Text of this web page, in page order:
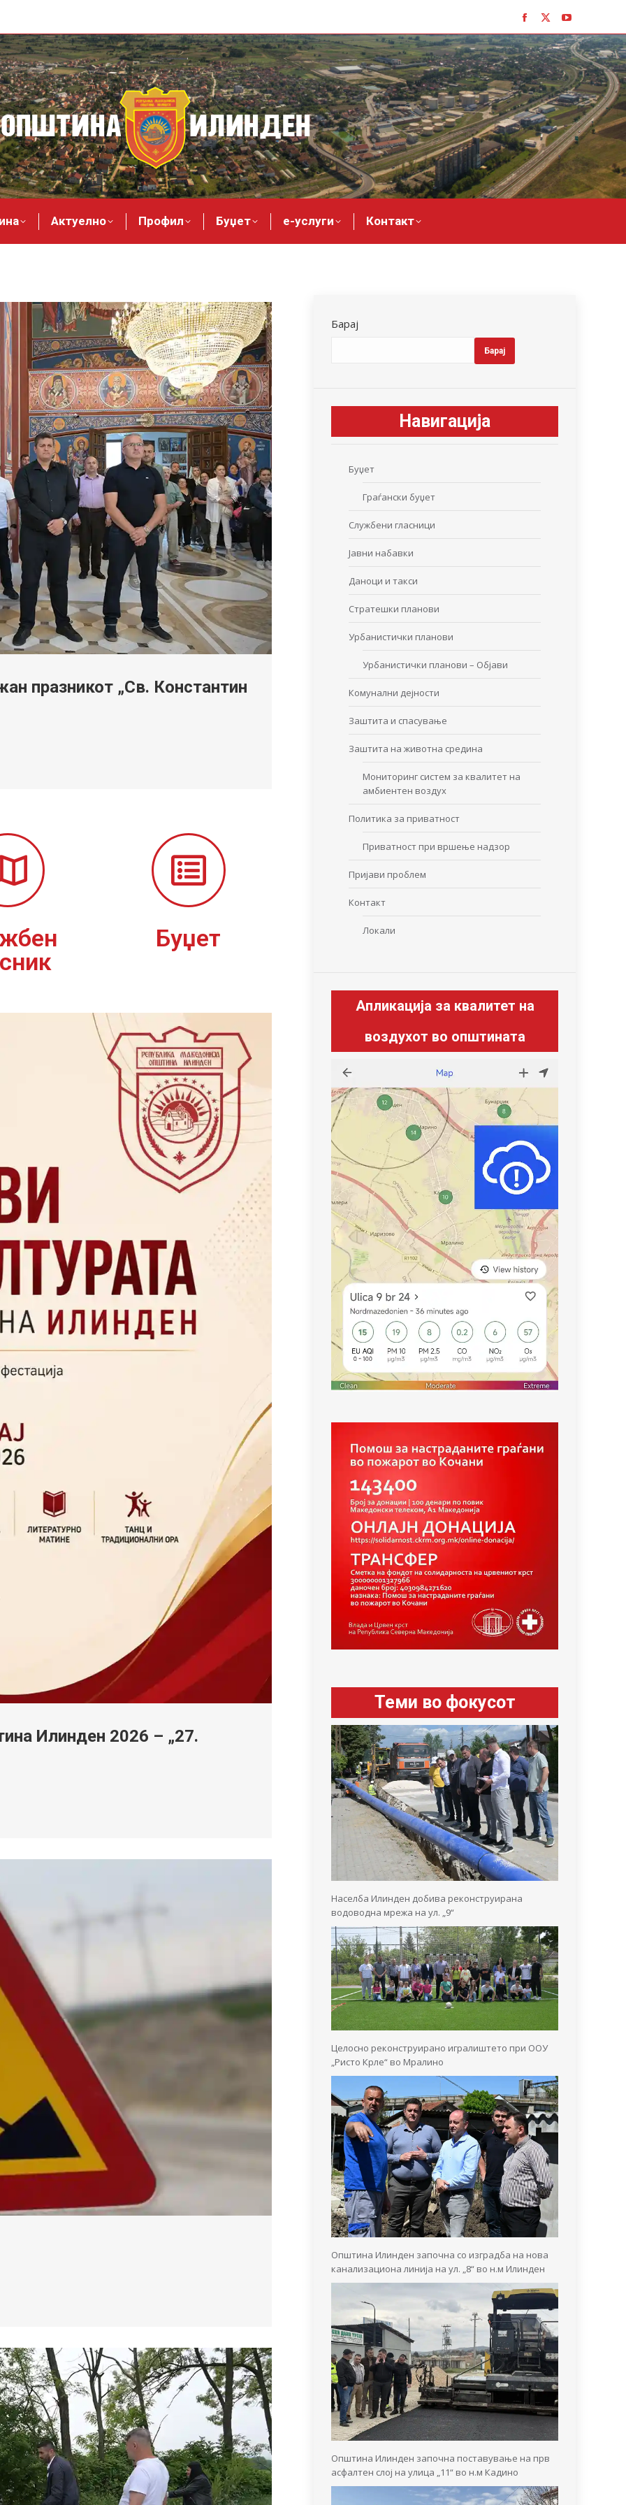
Актуелно Профил Буџет е-услуги Контакт
празникот „Св. Константин
Буџет
Илинден 2026 – „27.
Барај
Барај
Навигација
Буџет
Граѓански буџет
Службени гласници
Јавни набавки
Даноци и такси
Стратешки планови
Урбанистички планови
Урбанистички планови – Објави
Комунални дејности
Заштита и спасување
Заштита на животна средина
Мониторинг систем за квалитет на
амбиентен воздух
Политика за приватност
Приватност при вршење надзор
Пријави проблем
Контакт
Локали
Апликација за квалитет на
воздухот во општината
Теми во фокусот
Населба Илинден добива реконструирана
водоводна мрежа на ул. „9“
Целосно реконструирано игралиштето при ООУ
„Ристо Крле“ во Мралино
Општина Илинден започна со изградба на нова
канализациона линија на ул. „8“ во н.м Илинден
Општина Илинден започна поставување на прв
асфалтен слој на улица „11“ во н.м Кадино